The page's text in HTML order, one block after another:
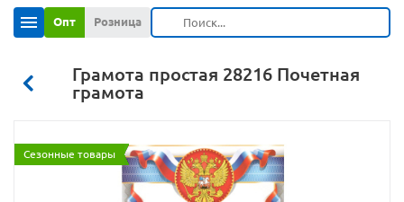
Опт Розница
Грамота простая 28216 Почетная
грамота
Сезонные товары